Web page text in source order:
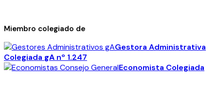
Miembro colegiado de
Gestora Administrativa
Colegiada gA nº 1.247
Economista Colegiada